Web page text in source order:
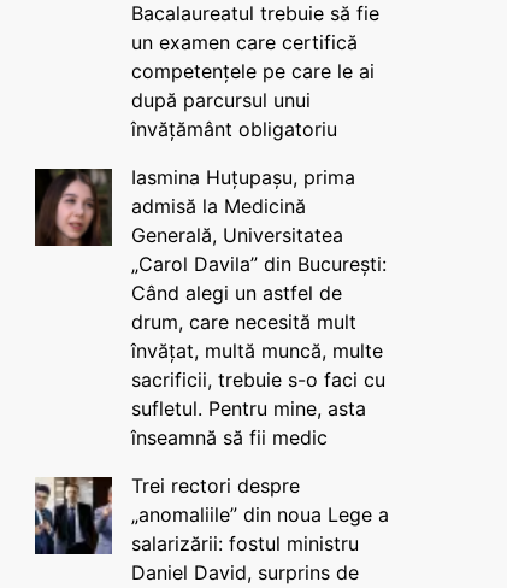
Bacalaureatul trebuie să fie
un examen care certifică
competențele pe care le ai
după parcursul unui
învățământ obligatoriu
Iasmina Huțupașu, prima
admisă la Medicină
Generală, Universitatea
„Carol Davila” din București:
Când alegi un astfel de
drum, care necesită mult
învățat, multă muncă, multe
sacrificii, trebuie s-o faci cu
sufletul. Pentru mine, asta
înseamnă să fii medic
Trei rectori despre
„anomaliile” din noua Lege a
salarizării: fostul ministru
Daniel David, surprins de